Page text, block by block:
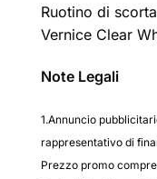
Ruotino di scorta
Vernice Clear
Note Legali
1.Annuncio
rappresentativo di
Prezzo promo